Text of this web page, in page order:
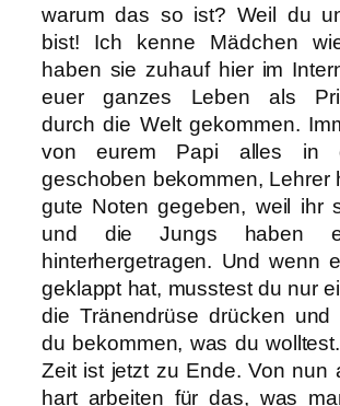
warum das so ist? Weil du
bist! Ich kenne Mädchen
haben sie zuhauf hier im
euer ganzes Leben als
durch die Welt gekommen.
von eurem Papi alles in
geschoben bekommen, Lehrer
gute Noten gegeben, weil ihr
und die Jungs haben
hinterhergetragen. Und wenn
geklappt hat, musstest du nur
die Tränendrüse drücken
du bekommen, was du
Zeit ist jetzt zu Ende. Von nun
hart arbeiten für das, was